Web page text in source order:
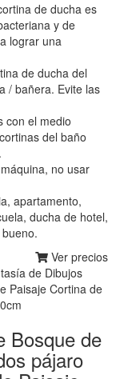
de ducha es
y de
lograr una
de ducha del
/ bañera. Evite las
con el medio
del baño
no usar
apartamento,
ducha de hotel,
Ver precios
Bosque de
pájaro